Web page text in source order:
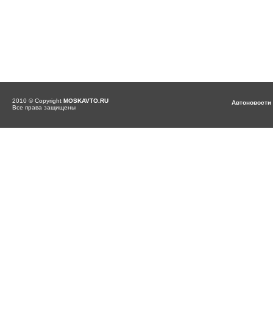
2010 © Copyright MOSKAVTO.RU
Все права защищены
Автоновости